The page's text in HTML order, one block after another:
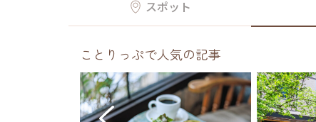
スポット
ことりっぷで人気の記事